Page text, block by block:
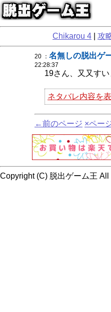
Chikarou 4 攻
20 ： 名無しの脱出ゲ
22:28:37
19さん、又又す
ネタバレ内容を
←前のページ ×ペー
Copyright (C) 脱出ゲーム王